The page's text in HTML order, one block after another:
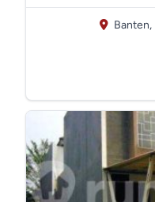
Banten,